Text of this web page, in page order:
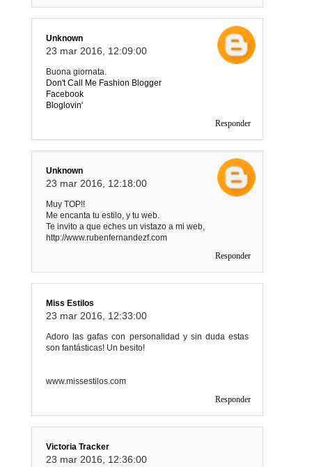
Unknown
23 mar 2016, 12:09:00
Buona giornata.
Don't Call Me Fashion Blogger
Facebook
Bloglovin'
Responder
Unknown
23 mar 2016, 12:18:00
Muy TOP!!
Me encanta tu estilo, y tu web.
Te invito a que eches un vistazo a mi web,
http://www.rubenfernandezf.com
Responder
Miss Estilos
23 mar 2016, 12:33:00
Adoro las gafas con personalidad y sin duda estas
son fantásticas! Un besito!
www.missestilos.com
Responder
Victoria Tracker
23 mar 2016, 12:36:00